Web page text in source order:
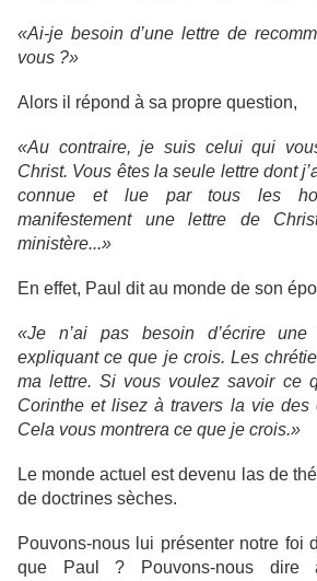
«Ai-je besoin d’une lettre de
vous ?»
Alors il répond à sa propre question,
«Au contraire, je suis celui qui
Christ. Vous êtes la seule lettre dont
connue et lue par tous les
manifestement une lettre de
ministère...»
En effet, Paul dit au monde de son
«Je n’ai pas besoin d’écrire une
expliquant ce que je crois. Les
ma lettre. Si vous voulez savoir ce
Corinthe et lisez à travers la vie des
Cela vous montrera ce que je crois.»
Le monde actuel est devenu las de
de doctrines sèches.
Pouvons-nous lui présenter notre foi
que Paul ? Pouvons-nous